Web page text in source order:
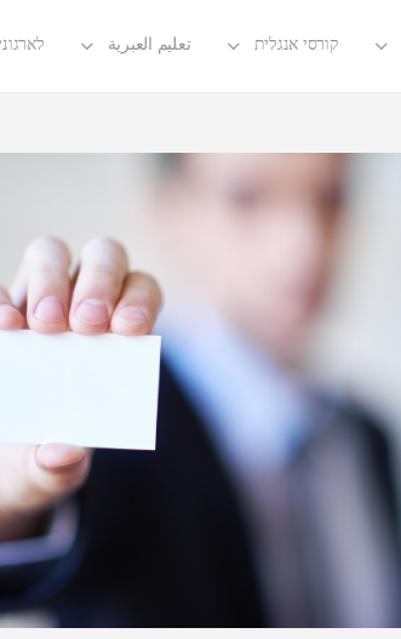
קורסי אנגלית تعليم العبرية